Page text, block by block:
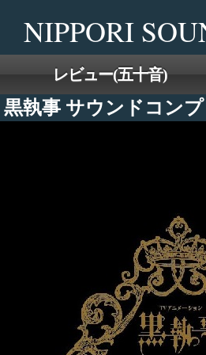
to
the
NIPPORI
レビュー(五十音)
黒執事 サウンドコン